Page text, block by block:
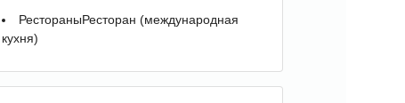
РестораныРесторан (международная
кухня)